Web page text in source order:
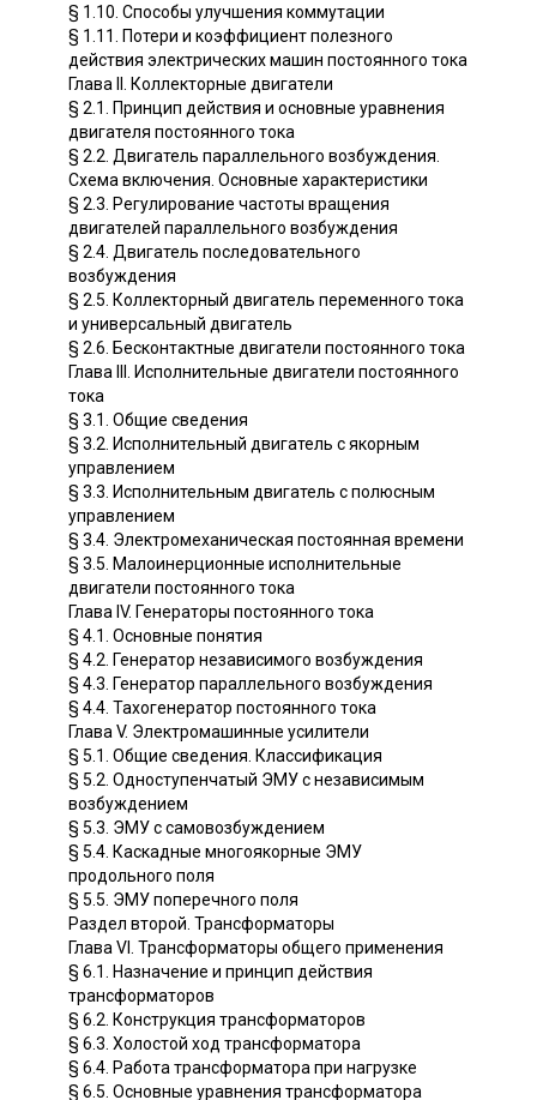
§ 1.10. Способы улучшения коммутации
§ 1.11. Потери и коэффициент полезного
действия электрических машин постоянного тока
Глава II. Коллекторные двигатели
§ 2.1. Принцип действия и основные уравнения
двигателя постоянного тока
§ 2.2. Двигатель параллельного возбуждения.
Схема включения. Основные характеристики
§ 2.3. Регулирование частоты вращения
двигателей параллельного возбуждения
§ 2.4. Двигатель последовательного
возбуждения
§ 2.5. Коллекторный двигатель переменного тока
и универсальный двигатель
§ 2.6. Бесконтактные двигатели постоянного тока
Глава III. Исполнительные двигатели постоянного
тока
§ 3.1. Общие сведения
§ 3.2. Исполнительный двигатель с якорным
управлением
§ 3.3. Исполнительным двигатель с полюсным
управлением
§ 3.4. Электромеханическая постоянная времени
§ 3.5. Малоинерционные исполнительные
двигатели постоянного тока
Глава IV. Генераторы постоянного тока
§ 4.1. Основные понятия
§ 4.2. Генератор независимого возбуждения
§ 4.3. Генератор параллельного возбуждения
§ 4.4. Тахогенератор постоянного тока
Глава V. Электромашинные усилители
§ 5.1. Общие сведения. Классификация
§ 5.2. Одноступенчатый ЭМУ с независимым
возбуждением
§ 5.3. ЭМУ с самовозбуждением
§ 5.4. Каскадные многоякорные ЭМУ
продольного поля
§ 5.5. ЭМУ поперечного поля
Раздел второй. Трансформаторы
Глава VI. Трансформаторы общего применения
§ 6.1. Назначение и принцип действия
трансформаторов
§ 6.2. Конструкция трансформаторов
§ 6.3. Холостой ход трансформатора
§ 6.4. Работа трансформатора при нагрузке
§ 6.5. Основные уравнения трансформатора